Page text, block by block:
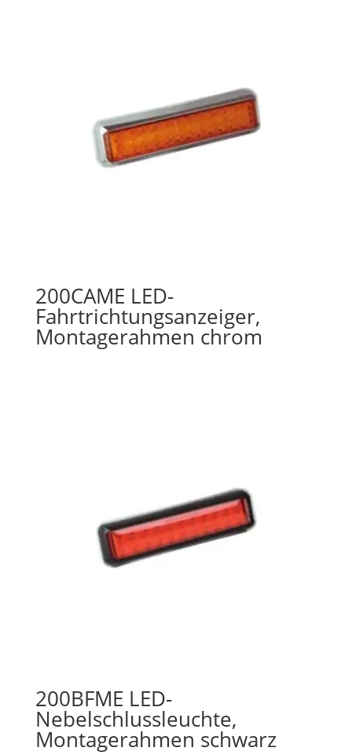
200CAME LED-
Fahrtrichtungsanzeiger,
Montagerahmen chrom
200BFME LED-
Nebelschlussleuchte,
Montagerahmen schwarz